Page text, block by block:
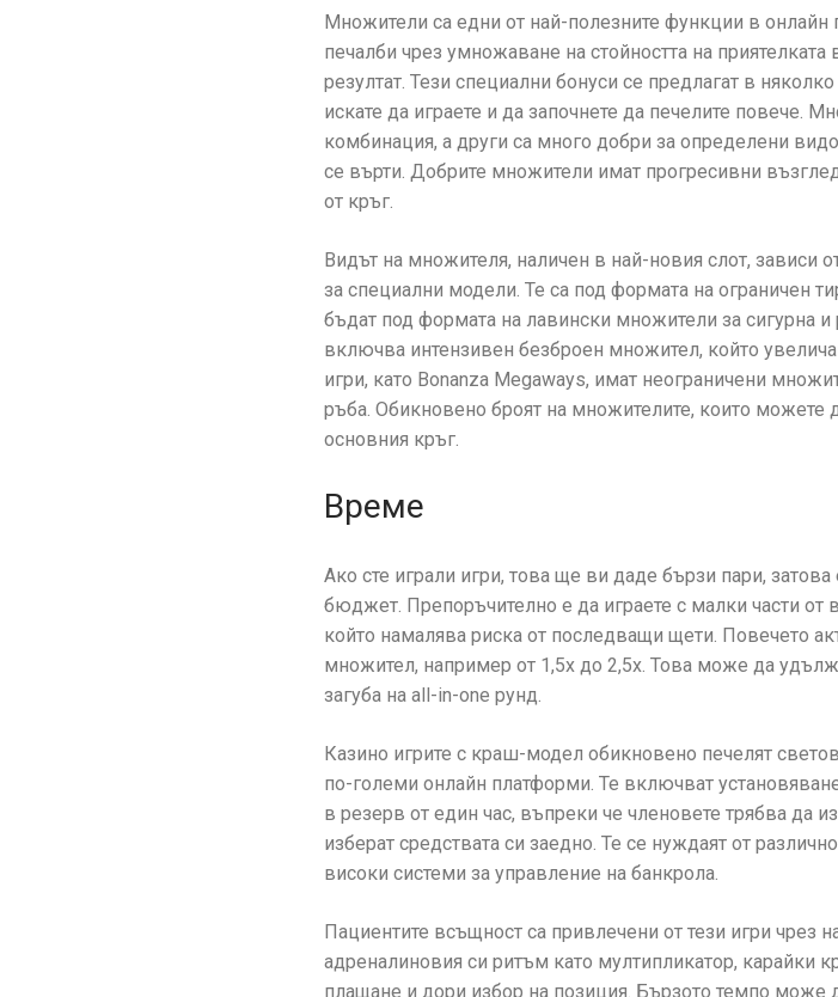
Множители са едни от най-полезните функции в онлайн
печалби чрез умножаване на стойността на
резултат. Тези специални бонуси се предлагат в
искате да играете и да започнете да печелите повече.
комбинация, а други са много добри за определени
се върти. Добрите множители имат прогресивни
от кръг.
Видът на множителя, наличен в най-новия слот, зависи
за специални модели. Те са под формата на ограничен
бъдат под формата на лавински множители за сигурна
включва интензивен безброен множител, който
игри, като Bonanza Megaways, имат неограничени
ръба. Обикновено броят на множителите, които можете
основния кръг.
Време
Ако сте играли игри, това ще ви даде бързи пари,
бюджет. Препоръчително е да играете с малки части от
който намалява риска от последващи щети. Повечето
множител, например от 1,5x до 2,5x. Това може да
загуба на all-in-one рунд.
Казино игрите с краш-модел обикновено печелят
по-големи онлайн платформи. Те включват
в резерв от един час, въпреки че членовете трябва да
изберат средствата си заедно. Те се нуждаят от
високи системи за управление на банкрола.
Пациентите всъщност са привлечени от тези игри чрез
адреналиновия си ритъм като мултипликатор, карайки
плащане и дори избор на позиция. Бързото темпо може